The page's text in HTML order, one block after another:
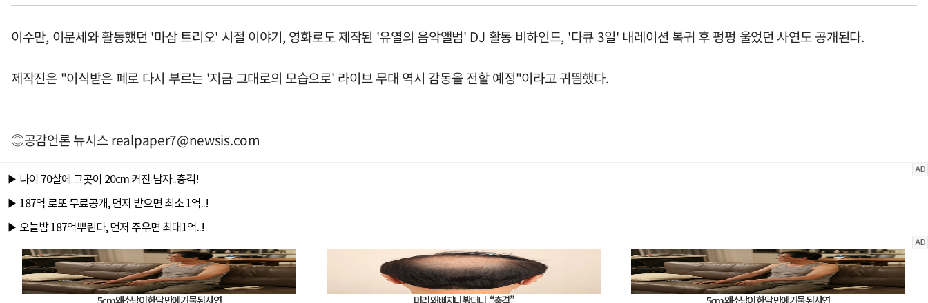
이수만, 이문세와 활동했던 '마삼 트리오' 시절 이야기, 영화로도 제작된 '유열의 음악앨범' DJ 활동 비하인드, '다큐 3일' 내레이션 복귀 후 펑펑 울었던 사연도 공개된다.
제작진은 "이식받은 폐로 다시 부르는 '지금 그대로의 모습으로' 라이브 무대 역시 감동을 전할 예정"이라고 귀띔했다.
◎공감언론 뉴시스realpaper7@newsis.com